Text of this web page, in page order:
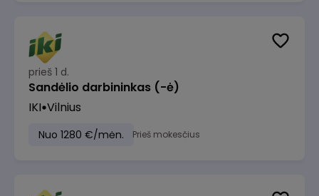
prieš 1 d.
Sandėlio darbininkas (-ė)
IKI Vilnius
Nuo 1280 €/mėn. Prieš mokesčius